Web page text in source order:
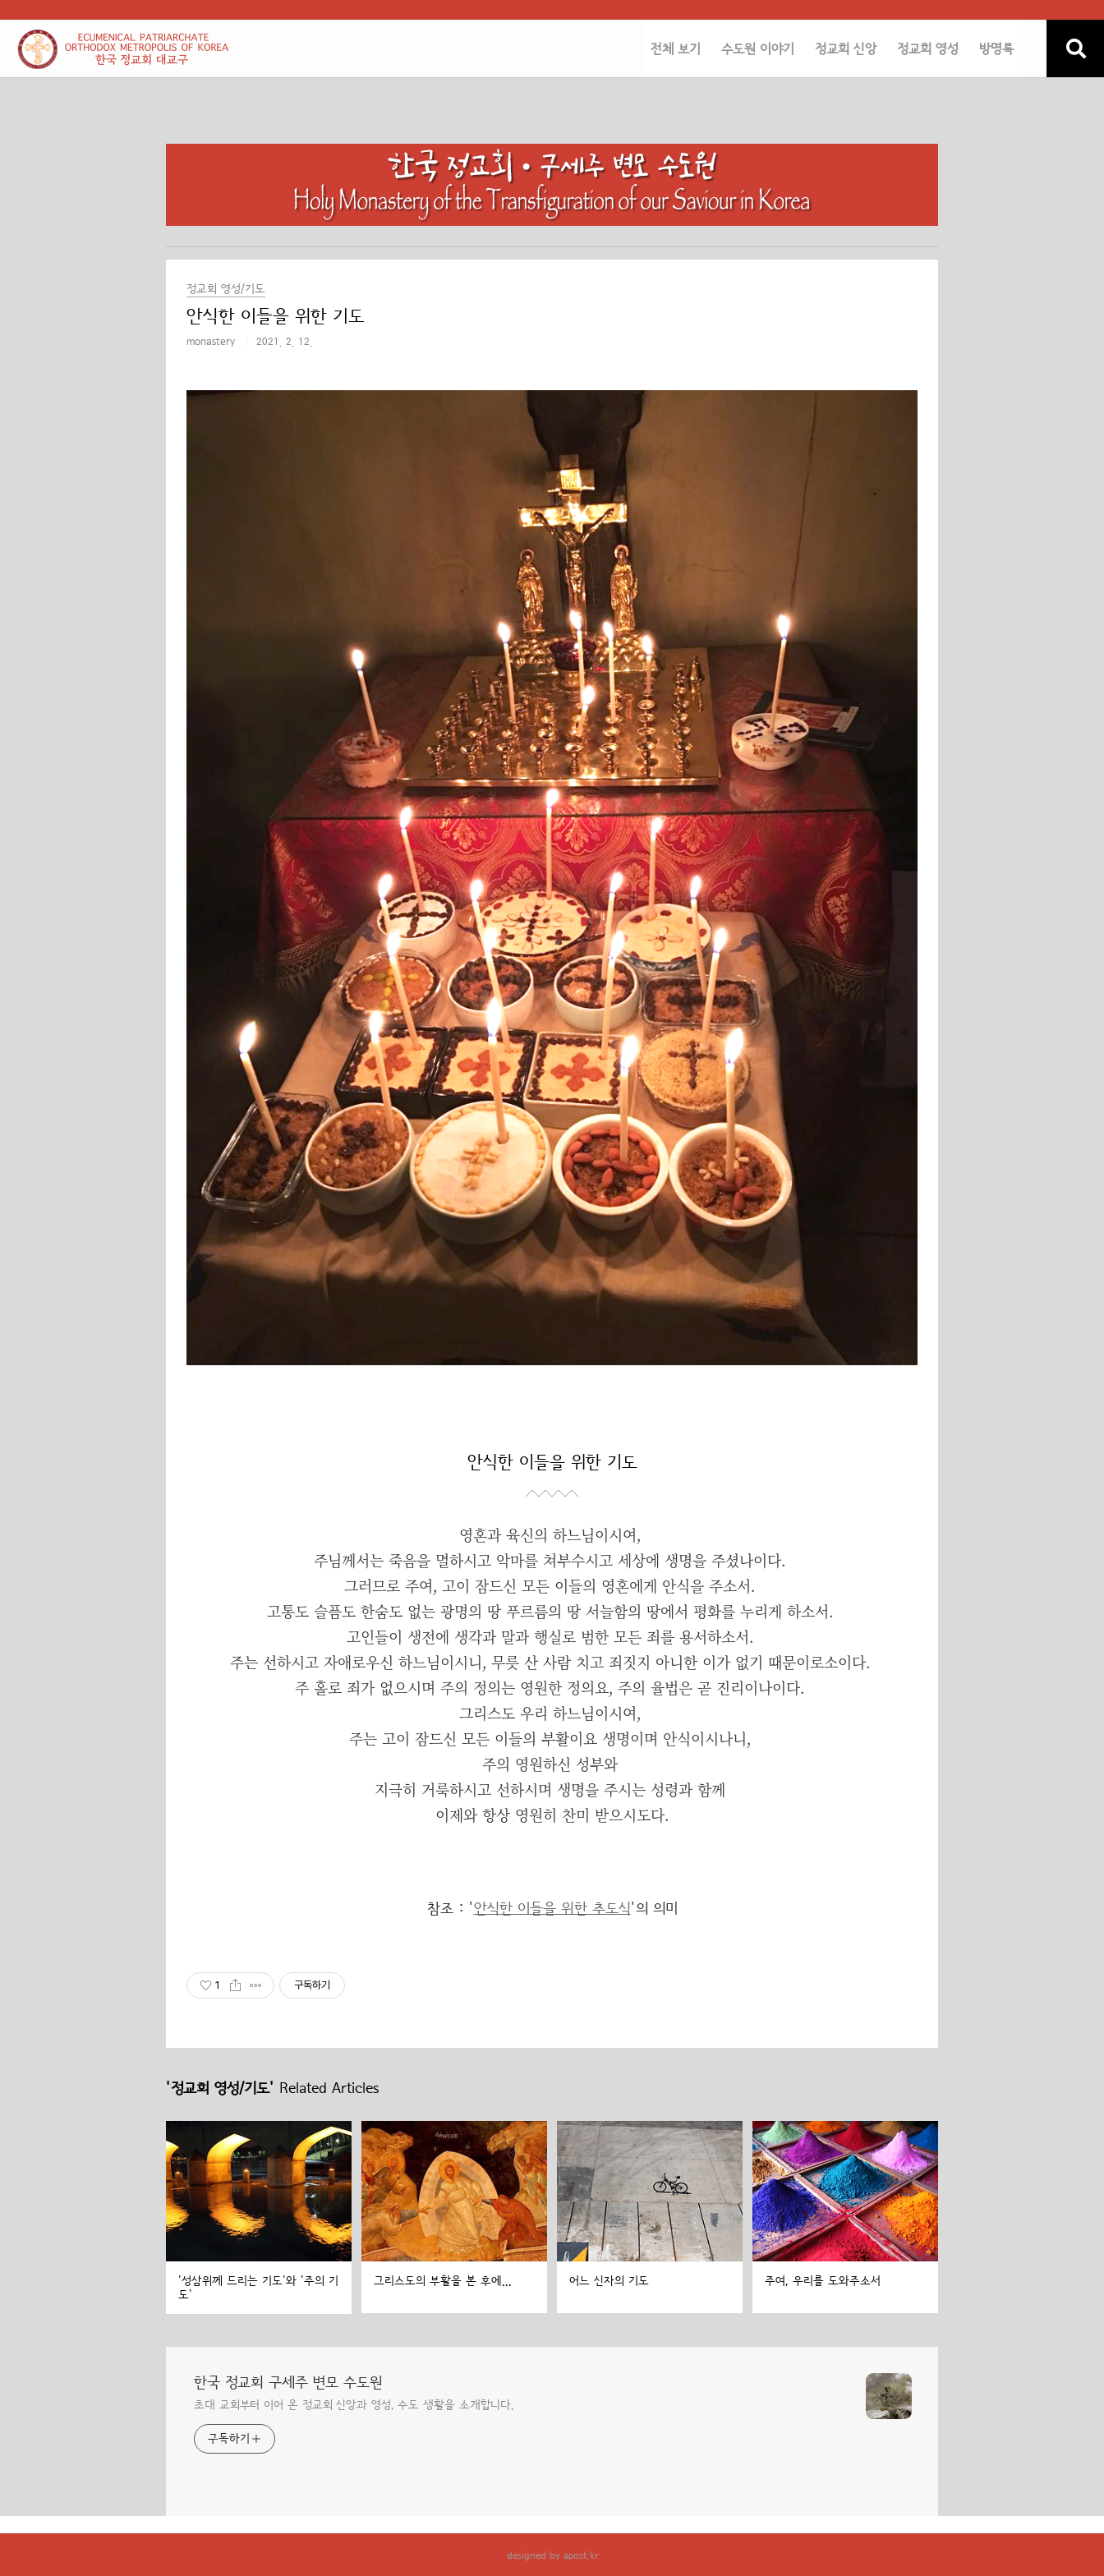
전체 보기 수도원 이야기 정교회 신앙 정교회 영성 방명록
정교회 영성/기도
안식한 이들을 위한 기도
monastery 2021. 2. 12.
안식한 이들을 위한 기도
영혼과 육신의 하느님이시여,
주님께서는 죽음을 멸하시고 악마를 쳐부수시고 세상에 생명을 주셨나이다.
그러므로 주여, 고이 잠드신 모든 이들의 영혼에게 안식을 주소서.
고통도 슬픔도 한숨도 없는 광명의 땅 푸르름의 땅 서늘함의 땅에서 평화를 누리게 하소서.
고인들이 생전에 생각과 말과 행실로 범한 모든 죄를 용서하소서.
주는 선하시고 자애로우신 하느님이시니, 무릇 산 사람 치고 죄짓지 아니한 이가 없기 때문이로소이다.
주 홀로 죄가 없으시며 주의 정의는 영원한 정의요, 주의 율법은 곧 진리이나이다.
그리스도 우리 하느님이시여,
주는 고이 잠드신 모든 이들의 부활이요 생명이며 안식이시나니,
주의 영원하신 성부와
지극히 거룩하시고 선하시며 생명을 주시는 성령과 함께
이제와 항상 영원히 찬미 받으시도다.
참조 : '안식한 이들을 위한 추도식'의 의미
1 구독하기
'정교회 영성/기도' Related Articles
'성삼위께 드리는 기도'와 '주의 기
도'
그리스도의 부활을 본 후에... 어느 신자의 기도 주여, 우리를 도와주소서
한국 정교회 구세주 변모 수도원
초대 교회부터 이어 온 정교회 신앙과 영성, 수도 생활을 소개합니다.
구독하기
designed by apost.kr